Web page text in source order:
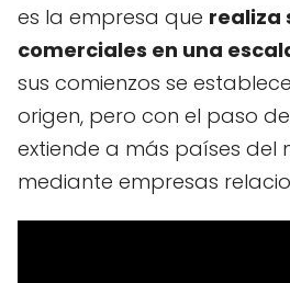
es la empresa que realiza
comerciales en una
sus comienzos se
origen, pero con el paso
extiende a más países del
mediante empresas